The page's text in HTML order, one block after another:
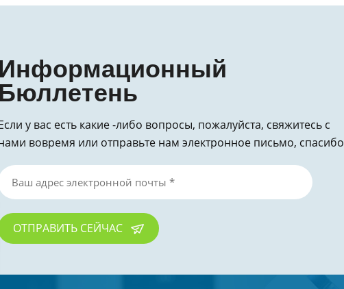
Информационный
Бюллетень
у вас есть какие -либо вопросы, пожалуйста, свяжитесь с
вовремя или отправьте нам электронное письмо, спасибо
ОТПРАВИТЬ СЕЙЧАС